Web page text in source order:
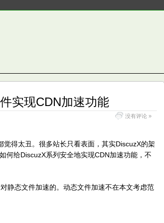
实现CDN加速功能
没有评论 »
得太丑。很多站长只看表面，其实DiscuzX的架
何给DiscuzX系列安全地实现CDN加速功能，不
静态文件加速的。动态文件加速不在本文考虑范